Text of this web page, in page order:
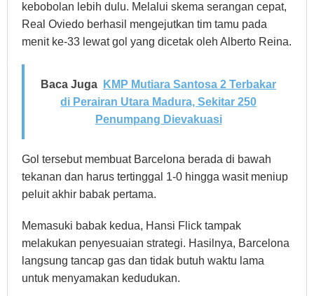
kebobolan lebih dulu. Melalui skema serangan cepat,
Real Oviedo berhasil mengejutkan tim tamu pada
menit ke-33 lewat gol yang dicetak oleh Alberto Reina.
Baca Juga
KMP Mutiara Santosa 2 Terbakar
di Perairan Utara Madura, Sekitar 250
Penumpang Dievakuasi
Gol tersebut membuat Barcelona berada di bawah
tekanan dan harus tertinggal 1-0 hingga wasit meniup
peluit akhir babak pertama.
Memasuki babak kedua, Hansi Flick tampak
melakukan penyesuaian strategi. Hasilnya, Barcelona
langsung tancap gas dan tidak butuh waktu lama
untuk menyamakan kedudukan.